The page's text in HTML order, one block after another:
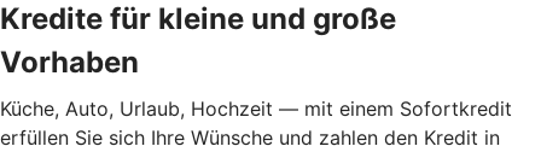
Kredite für kleine und große
Vorhaben
Küche, Auto, Urlaub, Hochzeit — mit einem Sofortkredit
erfüllen Sie sich Ihre Wünsche und zahlen den Kredit in